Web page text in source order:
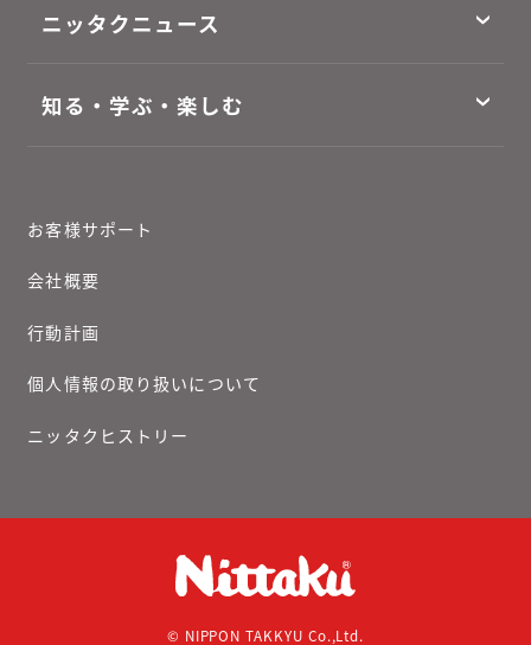
ニッタクニュース
知る・学ぶ・楽しむ
お客様サポート
会社概要
行動計画
個人情報の取り扱いについて
ニッタクヒストリー
© NIPPON TAKKYU Co.,Ltd.